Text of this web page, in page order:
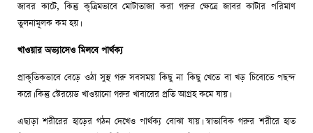
জাবর কাটে, কিন্তু কৃত্রিমভাবে মোটাতাজা করা গরুর ক্ষেত্রে জাবর কাটার পরিমাণ
তুলনামূলক কম হয়।
খাওয়ার অভ্যাসেও মিলবে পার্থক্য
প্রাকৃতিকভাবে বেড়ে ওঠা সুস্থ গরু সবসময় কিছু না কিছু খেতে বা খড় চিবোতে পছন্দ
করে। কিন্তু স্টেরয়েড খাওয়ানো গরুর খাবারের প্রতি আগ্রহ কমে যায়।
এছাড়া শরীরের হাড়ের গঠন দেখেও পার্থক্য বোঝা যায়। স্বাভাবিক গরুর শরীরে হাত